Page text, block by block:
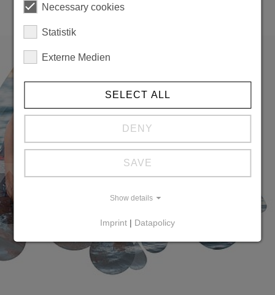
Necessary cookies
Statistik
Externe Medien
SELECT ALL
DENY
SAVE
Show details
Imprint | Datapolicy